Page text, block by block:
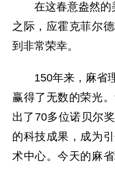
在这春意盎然的
之际，应霍克菲尔
到非常荣幸。
150年来，麻省理
赢得了无数的荣光
出了70多位诺贝尔
的科技成果，成为
术中心。今天的麻